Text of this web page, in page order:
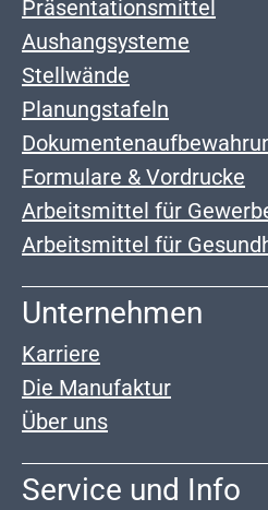
Präsentationsmittel
Aushangsysteme
Stellwände
Planungstafeln
Formulare & Vordrucke
Arbeitsmittel für
Arbeitsmittel für
Unternehmen
Karriere
Die Manufaktur
Über uns
Service und Info